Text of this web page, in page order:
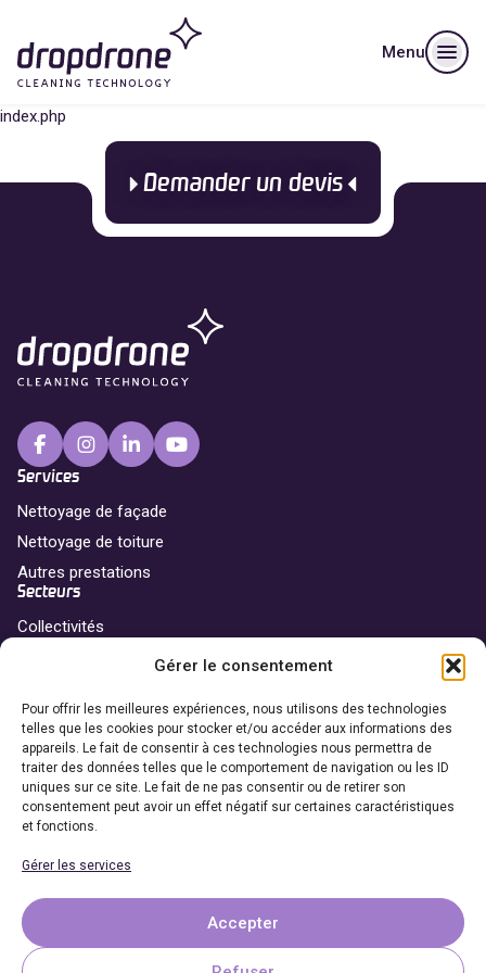
Gérer le consentement
Pour offrir les meilleures expériences, nous utilisons des technologies
telles que les cookies pour stocker et/ou accéder aux informations des
appareils. Le fait de consentir à ces technologies nous permettra de
traiter des données telles que le comportement de navigation ou les ID
uniques sur ce site. Le fait de ne pas consentir ou de retirer son
consentement peut avoir un effet négatif sur certaines caractéristiques
et fonctions.
Gérer les services
Accepter
Menu
index.php
Demander un devis
Services
Nettoyage de façade
Nettoyage de toiture
Autres prestations
Secteurs
Collectivités
Franchise
Nos agences
Devenir franchisé
Coordonnées